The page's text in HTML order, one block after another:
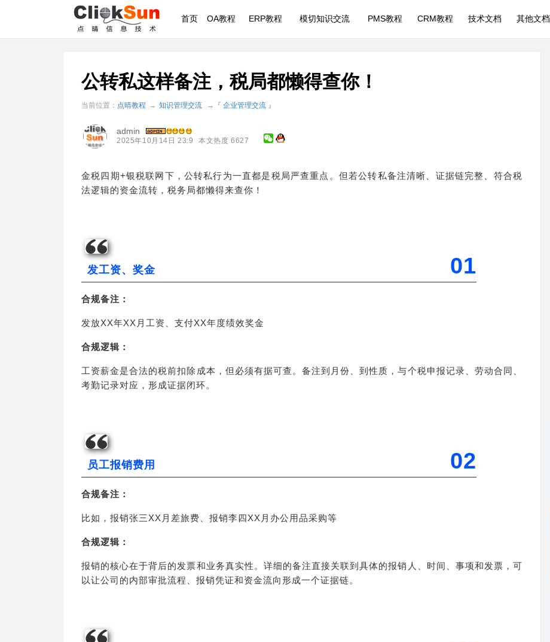
首页 OA教程 ERP教程 模切知识交流 PMS教程 CRM教程 技术文档 其他文档
公转私这样备注，税局都懒得查你！
当前位置： 点晴教程 → 知识管理交流 → 『 企业管理交流 』
admin
2025年10月14日 23:9 本文热度 6627
金税四期+银税联网下，公转私行为一直都是税局严查重点。但若公转私备注清晰、证据链完整、符合税
法逻辑的资金流转，税务局都懒得来查你！
发工资、奖金 01
合规备注：
发放XX年XX月工资、支付XX年度绩效奖金
合规逻辑：
工资薪金是合法的税前扣除成本，但必须有据可查。备注到月份、到性质，与个税申报记录、劳动合同、
考勤记录对应，形成证据闭环。
员工报销费用 02
合规备注：
比如，报销张三XX月差旅费、报销李四XX月办公用品采购等
合规逻辑：
报销的核心在于背后的发票和业务真实性。详细的备注直接关联到具体的报销人、时间、事项和发票，可
以让公司的内部审批流程、报销凭证和资金流向形成一个证据链。